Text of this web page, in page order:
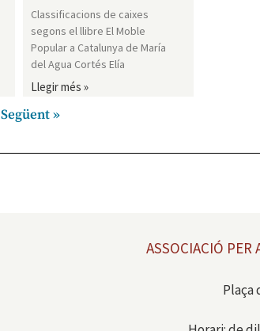
Classificacions de caixes
segons el llibre El Moble
Popular a Catalunya de María
del Agua Cortés Elía
Llegir més »
Següent »
ASSOCIACIÓ PER
Plaça